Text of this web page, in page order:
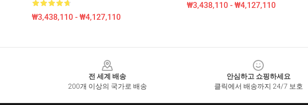
₩3,438,110 - ₩4,127,110
₩3,438,110 - ₩4,127,110
전 세계 배송
200개 이상의 국가로 배송
안심하고 쇼핑하세요
클릭에서 배송까지 24/7 보호